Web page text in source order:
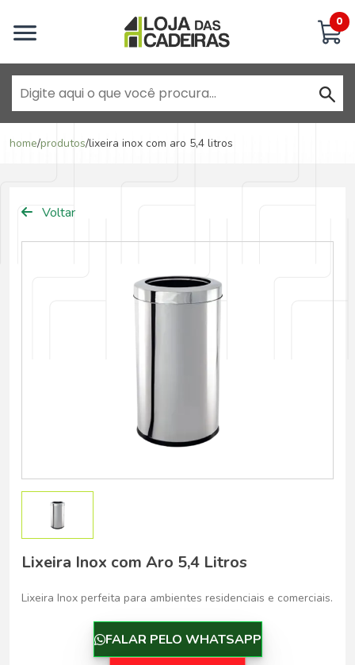
0
home/produtos/lixeira inox com aro 5,4 litros
Voltar
Lixeira Inox com Aro 5,4 Litros
Lixeira Inox perfeita para ambientes residenciais e comerciais.
FALAR PELO WHATSAPP
Inicie uma conversa
Goiânia - Jardim América
Anápolis - Jundiaí
Brasília - Asa Sul
Belo Horizonte - Belo Horizonte